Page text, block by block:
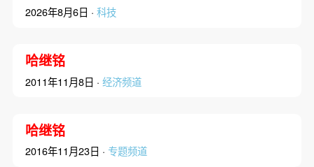
2026年8月6日 · 科技
哈继铭
2011年11月8日 · 经济频道
哈继铭
2016年11月23日 · 专题频道